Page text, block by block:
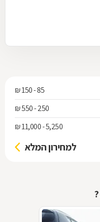
85 - 150 ₪
250 - 550 ₪
5,250 - 11,000 ₪
למחירון המלא